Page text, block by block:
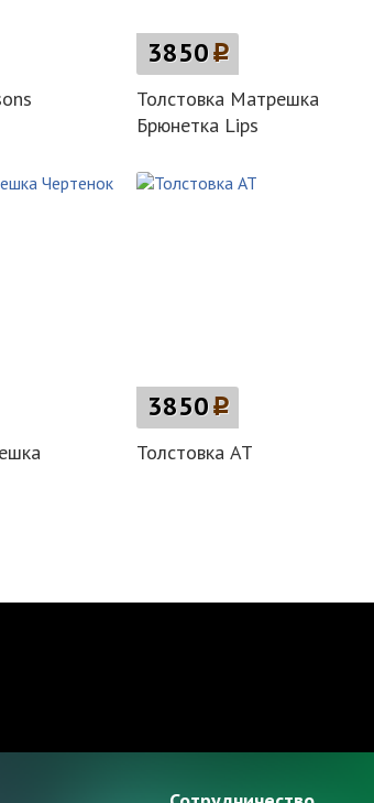
3850p
Толстовка Матрешка
Брюнетка Lips
3850p
Толстовка AT